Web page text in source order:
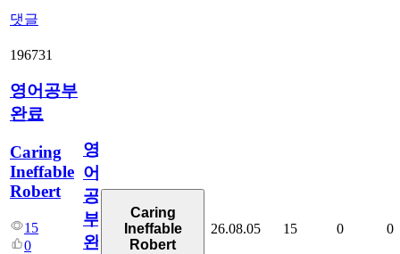
댓글
196731
영어공부
완료
Caring
Ineffable
Robert
15
0
영
어
공
부
완
Caring
Ineffable
Robert
26.08.05 15 0 0